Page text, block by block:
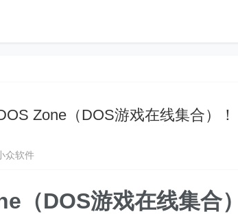
Zone（DOS游戏在线集合）！
众软件
（DOS游戏在线集合